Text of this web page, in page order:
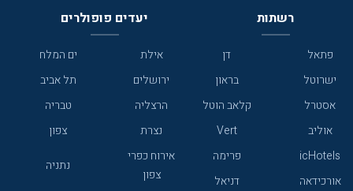
רשתות
פתאל
דן
ישרוטל
בראון
אסטרל
קלאב הוטל
אוליב
Vert
icHotels
פרימה
אורכידאה
דניאל
יעדים פופולרים
אילת
ים המלח
ירושלים
תל אביב
הרצליה
טבריה
נצרת
צפון
אירוח כפרי
צפון
נתניה